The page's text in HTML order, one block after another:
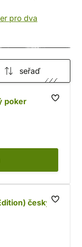
dvou stejně
najdešdeskovky,
světů.
pro dva
seřaď
poker
česky